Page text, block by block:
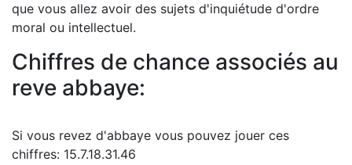
que vous allez avoir des sujets d'inquiétude d'ordre
moral ou intellectuel.
Chiffres de chance associés au
reve abbaye:
Si vous revez d'abbaye vous pouvez jouer ces
chiffres: 15.7.18.31.46